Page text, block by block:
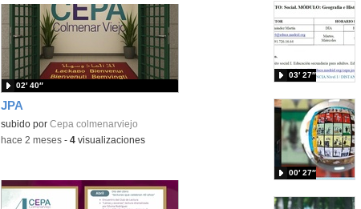
JPA
subido por Cepa colmenarviejo
02′ 40″
-hace 2 meses- 4visualizaciones
03′ 27″
00′ 27″